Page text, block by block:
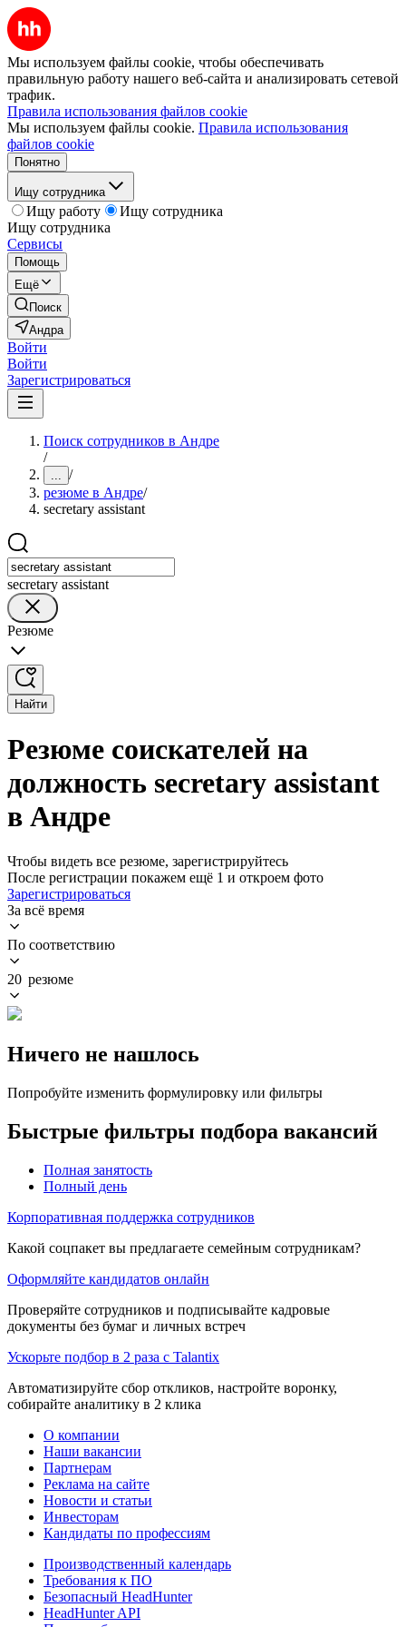
Мы используем файлы cookie, чтобы обеспечивать
правильную работу нашего веб-сайта и анализировать сетевой
трафик.
Правила использования файлов cookie
Мы используем файлы cookie. Правила использования
файлов cookie
Понятно
Ищу сотрудника
Ищу работу
Ищу сотрудника
Ищу сотрудника
Сервисы
Помощь
Ещё
Поиск
Андра
Войти
Войти
Зарегистрироваться
Поиск сотрудников в Андре
/
... /
резюме в Андре/
secretary assistant
secretary assistant
Резюме
Найти
Резюме соискателей на
должность secretary assistant
в Андре
Чтобы видеть все резюме, зарегистрируйтесь
После регистрации покажем ещё 1 и откроем фото
Зарегистрироваться
За всё время
По соответствию
20 резюме
Ничего не нашлось
Попробуйте изменить формулировку или фильтры
Быстрые фильтры подбора вакансий
Полная занятость
Полный день
Корпоративная поддержка сотрудников
Какой соцпакет вы предлагаете семейным сотрудникам?
Оформляйте кандидатов онлайн
Проверяйте сотрудников и подписывайте кадровые
документы без бумаг и личных встреч
Ускорьте подбор в 2 раза с Talantix
Автоматизируйте сбор откликов, настройте воронку,
собирайте аналитику в 2 клика
О компании
Наши вакансии
Партнерам
Реклама на сайте
Новости и статьи
Инвесторам
Кандидаты по профессиям
Производственный календарь
Требования к ПО
Безопасный HeadHunter
HeadHunter API